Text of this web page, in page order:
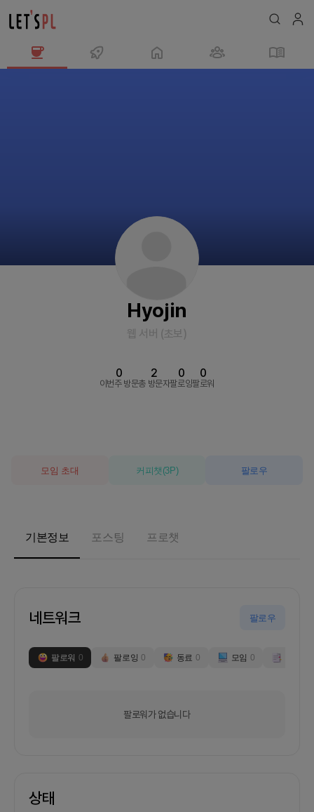
Hyojin
웹 서버 (초보)
이번주 방문
0
총 방문자
2
팔로잉
0
팔로워
0
모임 초대 커피챗 (3P) 팔로우
기본정보 포스팅 프로챗
네트워크 팔로우
팔로워 0 팔로잉 0 동료 0 모임 0
팔로워가 없습니다
상태